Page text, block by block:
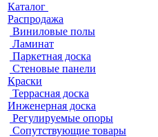
Каталог
Распродажа
Виниловые полы
Ламинат
Паркетная доска
Стеновые панели
Краски
Террасная доска
Инженерная доска
Регулируемые опоры
Сопутствующие товары